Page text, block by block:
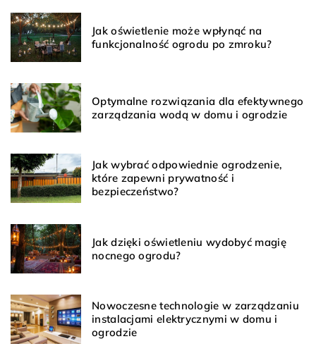
Jak oświetlenie może wpłynąć na
funkcjonalność ogrodu po zmroku?
Optymalne rozwiązania dla efektywnego
zarządzania wodą w domu i ogrodzie
Jak wybrać odpowiednie ogrodzenie,
które zapewni prywatność i
bezpieczeństwo?
Jak dzięki oświetleniu wydobyć magię
nocnego ogrodu?
Nowoczesne technologie w zarządzaniu
instalacjami elektrycznymi w domu i
ogrodzie